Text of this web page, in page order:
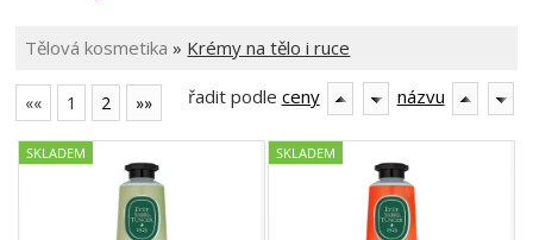
Tělová kosmetika » Krémy na tělo i ruce
«« 1 2 »» řadit podle ceny názvu
SKLADEM SKLADEM